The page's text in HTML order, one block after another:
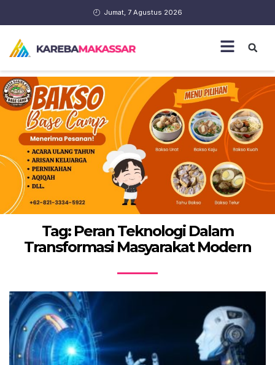
Jumat, 7 Agustus 2026
Tag: Peran Teknologi Dalam
Transformasi Masyarakat Modern